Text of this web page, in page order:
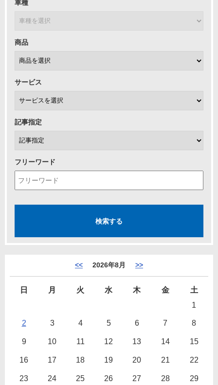
車種
商品
サービス
記事指定
フリーワード
<< 2026年8月 >>
日 月 火 水 木 金
土
1
2 3 4 5 6 7 8
9 10 11 12 13 14 15
16 17 18 19 20 21 22
23 24 25 26 27 28 29